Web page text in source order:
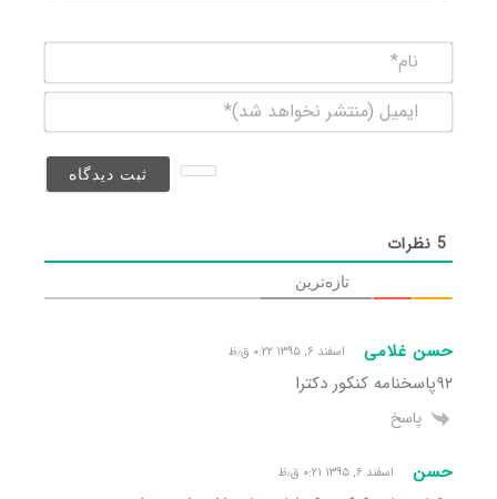
(منتشر
5 نظرات
تازه‌ترین
حسن غلامی اسفند ۶, ۱۳۹۵ ۰:۲۲ ق٫ظ
۹۲پاسخنامه کنکور دکترا
پاسخ
حسن اسفند ۶, ۱۳۹۵ ۰:۲۱ ق٫ظ